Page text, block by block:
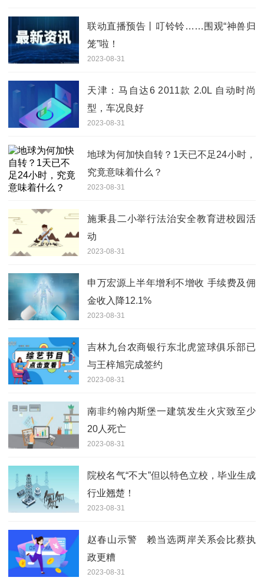
联动直播预告丨叮铃铃……围观“神兽归
笼”啦！
2023-08-31
天津：马自达6 2011款 2.0L 自动时尚
型，车况良好
2023-08-31
地球为何加快自转？1天已不足24小时，
究竟意味着什么？
2023-08-31
施秉县二小举行法治安全教育进校园活
动
2023-08-31
申万宏源上半年增利不增收 手续费及佣
金收入降12.1%
2023-08-31
吉林九台农商银行东北虎篮球俱乐部已
与王梓旭完成签约
2023-08-31
南非约翰内斯堡一建筑发生火灾致至少
20人死亡
2023-08-31
院校名气“不大”但以特色立校，毕业生成
行业翘楚！
2023-08-31
赵春山示警 赖当选两岸关系会比蔡执
政更糟
2023-08-31